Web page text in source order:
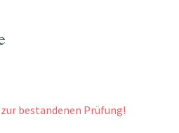
bestandenen Prüfung!